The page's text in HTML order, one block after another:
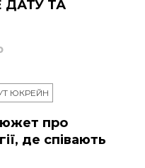
ДАТУ ТА
ЮКРЕЙН
про
де співають